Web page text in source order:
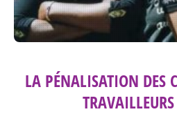
LA PÉNALISATION DES